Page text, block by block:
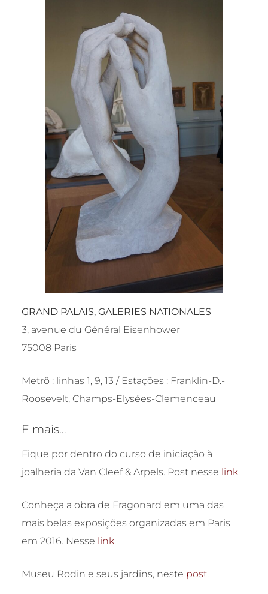
GRAND PALAIS, GALERIES NATIONALES
3, avenue du Général Eisenhower
75008 Paris
Metrô : linhas 1, 9, 13 / Estações : Franklin-D.-
Roosevelt, Champs-Elysées-Clemenceau
E mais…
Fique por dentro do curso de iniciação à
joalheria da Van Cleef & Arpels. Post nesse link.
Conheça a obra de Fragonard em uma das
mais belas exposições organizadas em Paris
em 2016. Nesse link.
Museu Rodin e seus jardins, neste post.